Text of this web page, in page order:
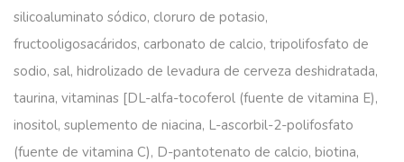
silicoaluminato sódico, cloruro de potasio,
fructooligosacáridos, carbonato de calcio, tripolifosfato de
sodio, sal, hidrolizado de levadura de cerveza deshidratada,
taurina, vitaminas [DL-alfa-tocoferol (fuente de vitamina E),
inositol, suplemento de niacina, L-ascorbil-2-polifosfato
(fuente de vitamina C), D-pantotenato de calcio, biotina,